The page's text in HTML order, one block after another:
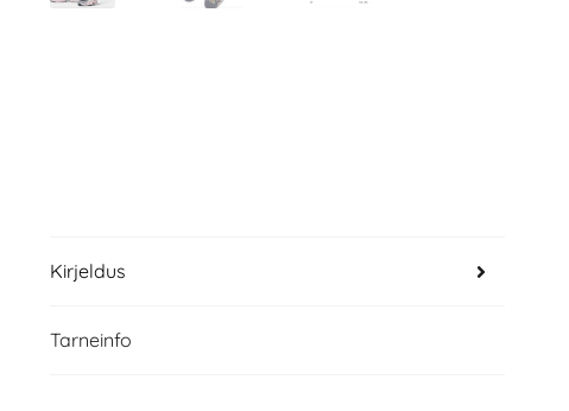
Kirjeldus
Tarneinfo